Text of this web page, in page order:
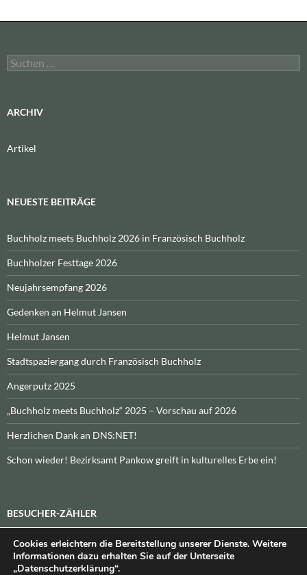
Suchen
nach:
ARCHIV
Artikel
NEUESTE BEITRÄGE
Buchholz meets Buchholz 2026 in Französisch Buchholz
Buchholzer Festtage 2026
Neujahrsempfang 2026
Gedenken an Helmut Jansen
Helmut Jansen
Stadtspaziergang durch Französisch Buchholz
Angerputz 2025
„Buchholz meets Buchholz“ 2025 – Vorschau auf 2026
Herzlichen Dank an DNS:NET!
Schon wieder! Bezirksamt Pankow greift in kulturelles Erbe ein!
BESUCHER-ZÄHLER
Heute:_\n\nInsgesamt:_
Cookies erleichtern die Bereitstellung unserer Dienste. Weitere
Informationen dazu erhalten Sie auf der Unterseite
„Datenschutzerklärung“.